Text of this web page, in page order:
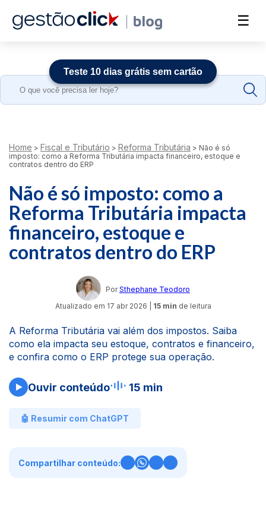
☰
Search
Home > Fiscal e Tributário > Reforma Tributária > Não é só
imposto: como a Reforma Tributária impacta financeiro, estoque e
contratos dentro do ERP
Não é só imposto: como a
Reforma Tributária impacta
financeiro, estoque e
contratos dentro do ERP
Por Sthephane Teodoro
Atualizado em 17 abr 2026 15 min de leitura
A Reforma Tributária vai além dos impostos. Saiba
como ela impacta seu estoque, contratos e financeiro,
e confira como o ERP protege sua operação.
Ouvir conteúdo 15 min
🤖 Resumir com ChatGPT
Compartilhar conteúdo:
Teste 10 dias grátis sem cartão